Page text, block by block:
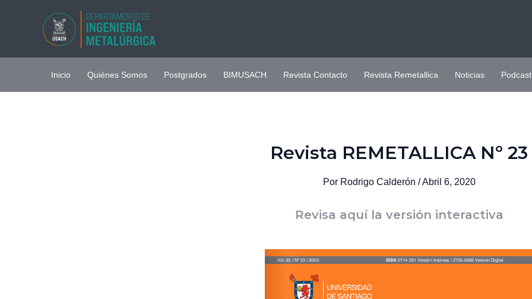
Inicio Quiénes Somos Postgrados BIMUSACH Revista Contacto Revista Remetallica Noticias Podcast
Revista REMETALLICA Nº 23
Por Rodrigo Calderón /Abril 6, 2020
Revisa aquí la versión interactiva